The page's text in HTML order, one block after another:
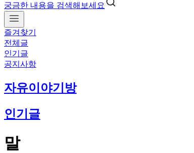
궁금한 내용을 검색해보세요
즐겨찾기
전체글
인기글
공지사항
자유이야기방
인기글
말